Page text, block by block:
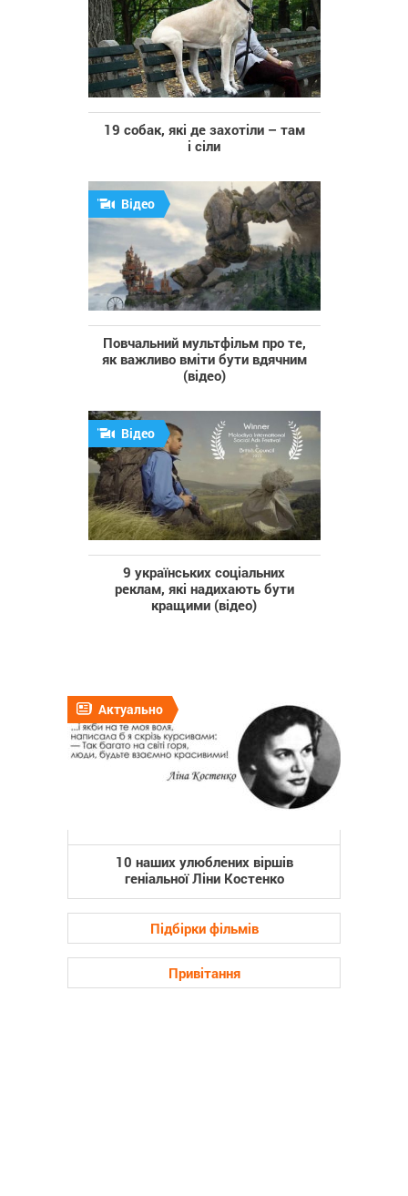
19 собак, які де захотіли – там
і сіли
Відео
Повчальний мультфільм про те,
як важливо вміти бути вдячним
(відео)
Відео
9 українських соціальних
реклам, які надихають бути
кращими (відео)
Актуально
10 наших улюблених віршів
геніальної Ліни Костенко
Підбірки фільмів
Привітання